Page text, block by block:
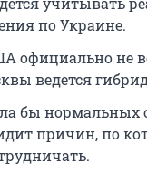
по Украине.
официально не
ведется
бы нормальных
причин, по